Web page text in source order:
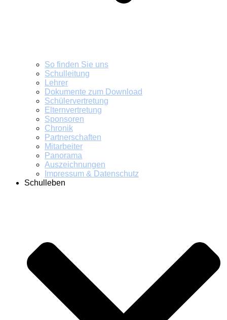
So finden Sie uns
Schulleitung
Lehrer
Dokumente zum Download
Schülervertretung
Elternvertretung
Sponsoren
Chronik
Partnerschaften
Mitarbeiter
Panorama
Auszeichnungen
Impressum & Datenschutz
Schulleben